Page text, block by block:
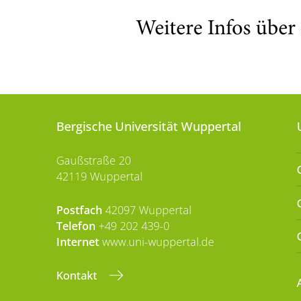
Weitere Infos
Bergische Universität Wuppertal
Gaußstraße 20
42119 Wuppertal
Postfach 42097 Wuppertal
Telefon +49 202 439-0
Internet www.uni-wuppertal.de
Kontakt